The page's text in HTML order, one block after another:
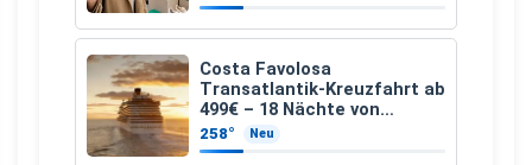
Costa Favolosa
Transatlantik-Kreuzfahrt ab
499€ – 18 Nächte von
Hamburg nach Guadeloupe
258° Neu